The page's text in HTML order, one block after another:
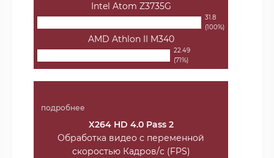
Intel Atom Z3735G
31.8
(100%)
AMD Athlon II M340
22.49
(71%)
подробнее
X264 HD 4.0 Pass 2
Обработка видео с переменной
скоростью Кадров/с (FPS)